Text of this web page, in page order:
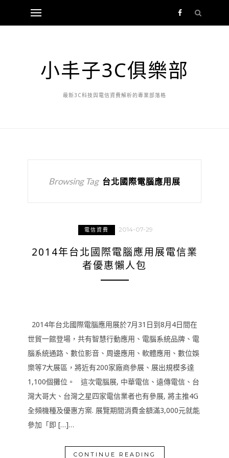
小丰子3C俱樂部
最新3C科技與電信資費解析的專業部落格
Browsing Tag 台北國際電腦應用展
電信資費 2014-07-29
2014年台北國際電腦應用展電信業
者優惠懶人包
2014年台北國際電腦應用展於7月31日到8月4日間在
世貿一館登場，共有智慧行動應用、電腦系統品牌、電
腦系統通路、數位影音、周邊應用、軟體應用、數位娛
樂等7大展區，將近有200家廠商參展、展出規模多達
1,100個攤位。 這次電腦展, 中華電信、遠傳電信、台
灣大哥大、台灣之星四家電信業者也有參展, 將主推4G
全頻機種及優惠方案. 展覽期間消費金額滿3,000元就能
參加「即 […]…
CONTINUE READING